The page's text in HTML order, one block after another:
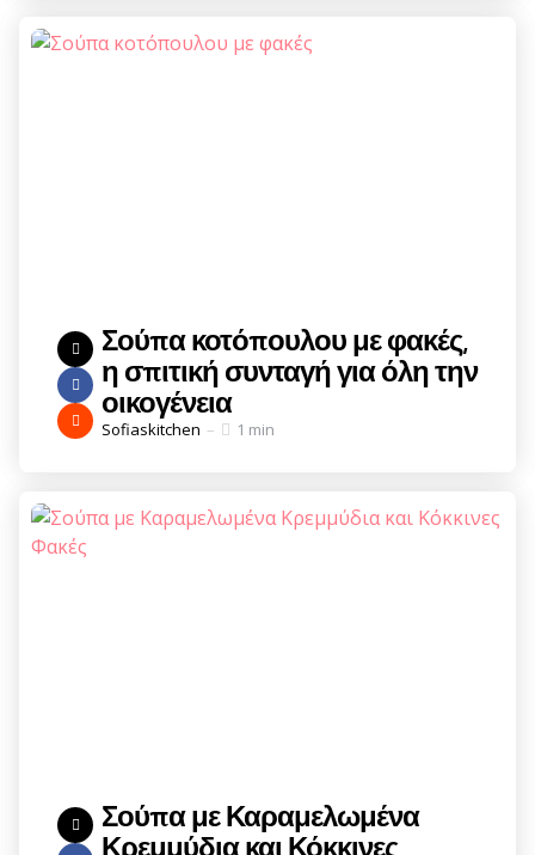
Σούπα κοτόπουλου με φακές,
η σπιτική συνταγή για όλη την
οικογένεια
Posted
Sofiaskitchen 1 min
Σούπα με Καραμελωμένα
Κρεμμύδια και Κόκκινες